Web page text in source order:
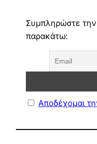
Συμπληρώστε
παρακάτω:
Αποδέχομαι